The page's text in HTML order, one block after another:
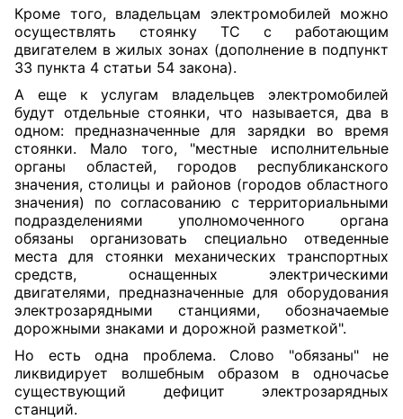
Кроме того, владельцам электромобилей можно
осуществлять стоянку ТС с работающим
двигателем в жилых зонах (дополнениев подпункт
33 пункта 4 статьи 54 закона).
А еще к услугам владельцев электромобилей
будут отдельные стоянки, что называется, два в
одном: предназначенные для зарядки во время
стоянки. Мало того, "местные исполнительные
органы областей, городов республиканского
значения, столицы и районов (городов областного
значения) по согласованию с территориальными
подразделениями уполномоченного органа
обязаны организовать специально отведенные
места для стоянки механических транспортных
средств, оснащенных электрическими
двигателями, предназначенные для оборудования
электрозарядными станциями, обозначаемые
дорожными знаками и дорожной разметкой".
Но есть одна проблема. Слово "обязаны" не
ликвидирует волшебным образом в одночасье
существующий дефицит электрозарядных
станций.